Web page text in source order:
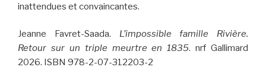
inattendues et convaincantes.
Jeanne Favret-Saada. L’impossible famille Rivière.
Retour sur un triple meurtre en 1835. nrf Gallimard
2026. ISBN 978-2-07-312203-2